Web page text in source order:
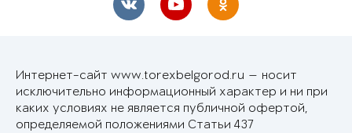
Интернет-сайт www.torexbelgorod.ru — носит
исключительно информационный характер и ни при
каких условиях не является публичной офертой,
определяемой положениями Статьи 437